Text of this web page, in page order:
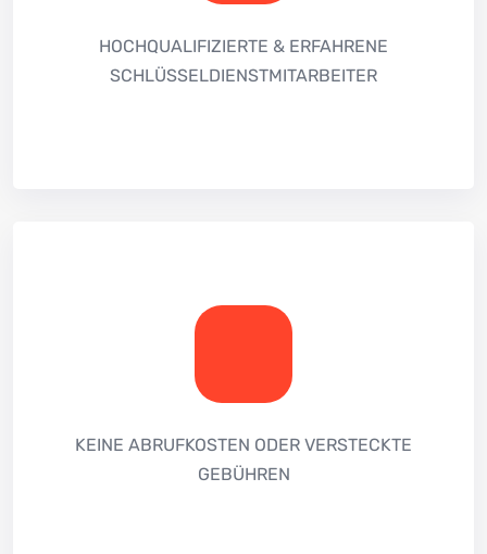
HOCHQUALIFIZIERTE & ERFAHRENE
SCHLÜSSELDIENSTMITARBEITER
KEINE ABRUFKOSTEN ODER VERSTECKTE
GEBÜHREN